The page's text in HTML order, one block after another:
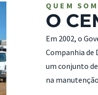
QUEM
O
Em 2002, o
Companhia de
um conjunto
na